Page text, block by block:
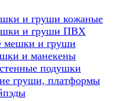
и груши кожаные
и груши ПВХ
мешки и груши
и манекены
подушки
груши, платформы